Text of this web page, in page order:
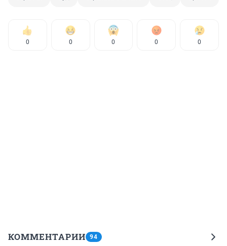
0 0 0 0 0
КОММЕНТАРИИ 94